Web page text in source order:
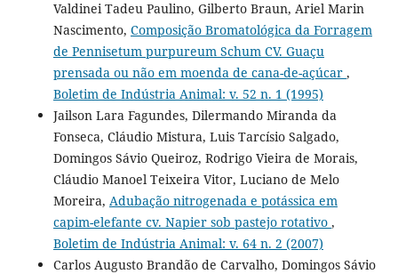
Valdinei Tadeu Paulino, Gilberto Braun, Ariel Marin
Nascimento, Composição Bromatológica da Forragem
de Pennisetum purpureum Schum CV. Guaçu
prensada ou não em moenda de cana-de-açúcar ,
Boletim de Indústria Animal: v. 52 n. 1 (1995)
Jailson Lara Fagundes, Dilermando Miranda da
Fonseca, Cláudio Mistura, Luis Tarcísio Salgado,
Domingos Sávio Queiroz, Rodrigo Vieira de Morais,
Cláudio Manoel Teixeira Vitor, Luciano de Melo
Moreira, Adubação nitrogenada e potássica em
capim-elefante cv. Napier sob pastejo rotativo ,
Boletim de Indústria Animal: v. 64 n. 2 (2007)
Carlos Augusto Brandão de Carvalho, Domingos Sávio